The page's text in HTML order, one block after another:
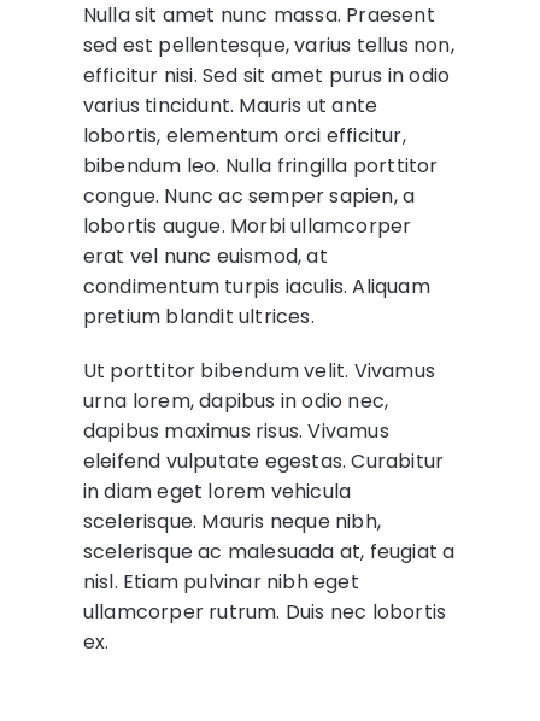
Nulla sit amet nunc massa. Praesent
sed est pellentesque, varius tellus non,
efficitur nisi. Sed sit amet purus in odio
varius tincidunt. Mauris ut ante
lobortis, elementum orci efficitur,
bibendum leo. Nulla fringilla porttitor
congue. Nunc ac semper sapien, a
lobortis augue. Morbi ullamcorper
erat vel nunc euismod, at
condimentum turpis iaculis. Aliquam
pretium blandit ultrices.
Ut porttitor bibendum velit. Vivamus
urna lorem, dapibus in odio nec,
dapibus maximus risus. Vivamus
eleifend vulputate egestas. Curabitur
in diam eget lorem vehicula
scelerisque. Mauris neque nibh,
scelerisque ac malesuada at, feugiat a
nisl. Etiam pulvinar nibh eget
ullamcorper rutrum. Duis nec lobortis
ex.